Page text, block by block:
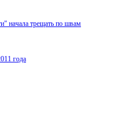
начала трещать по швам
года